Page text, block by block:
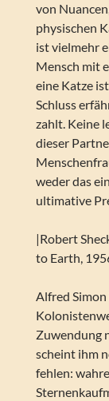
von
physischen
ist vielmehr
Mensch mit
eine Katze
Schluss
zahlt. Keine
dieser
weder das
ultimative
|Robert
to Earth,
Alfred
Zuwendung
scheint ihm
fehlen: